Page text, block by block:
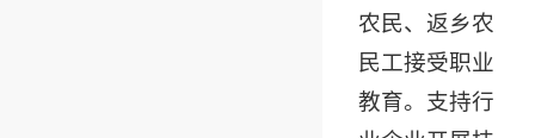
农民、返乡农
民工接受职业
教育。支持行